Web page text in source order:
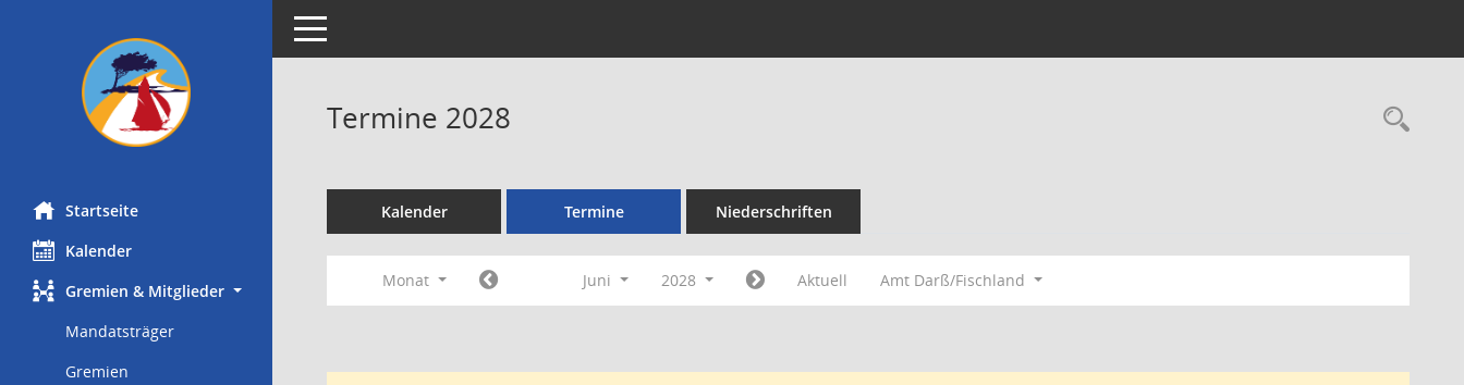
Startseite
Kalender
Gremien & Mitglieder
Mandatsträger
Gremien
Toggle navigation
Termine 2028
Kalender Termine Niederschriften
Monat Juni 2028 Aktuell Amt Darß/Fischland